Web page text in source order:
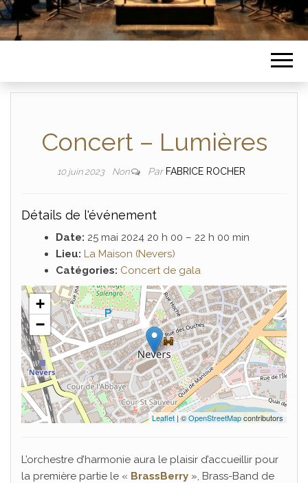
Concert – Lumières
10 juin 2023 Non Par FABRICE ROCHER
Détails de l'événement
Date: 25 mai 2024 20 h 00 – 22 h 00 min
Lieu: La Maison (Nevers)
Catégories: Concert de gala
+
−
Leaflet| ©OpenStreetMapcontributors
L’orchestre d’harmonie aura le plaisir d’accueillir pour
la première partie le « BrassBerry », Brass-Band de